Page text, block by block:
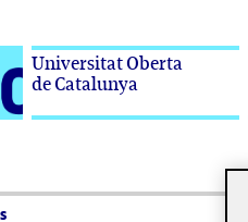
Universitat Oberta
de Catalunya